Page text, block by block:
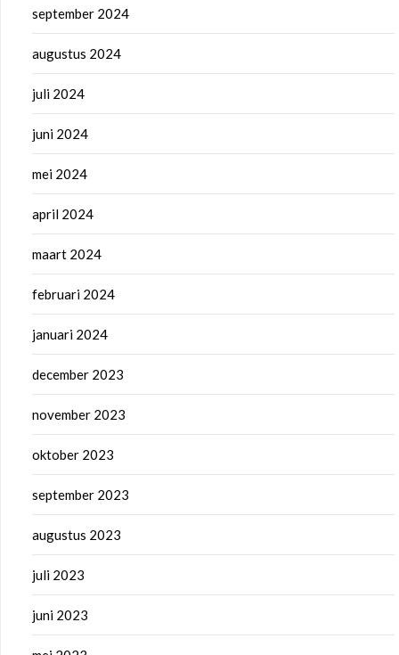
september 2024
augustus 2024
juli 2024
juni 2024
mei 2024
april 2024
maart 2024
februari 2024
januari 2024
december 2023
november 2023
oktober 2023
september 2023
augustus 2023
juli 2023
juni 2023